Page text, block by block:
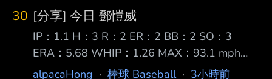
１年目の今季、５９試合に出場して打率２割２
分８厘、４２安打６本塁 打２２打点の成績。
前日８日のソフトバンク戦（ベルーナＤ）には
「４番・左翼」で先 発出場して３打数無安打
だった。 また、７月に巨人からトレードで
30 [分享] 今日 鄧愷威
IP：1.1 H：3 R：2 ER：2 BB：2 SO：3
ERA：5.68 WHIP：1.26 MAX：93.1 mph
NP：38-18 上一場投了27球的鄧愷威 只休息1
alpacaHong · 棒球 Baseball· 3小時前